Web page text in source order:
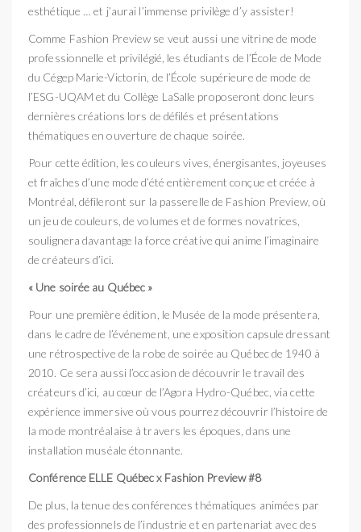
esthétique … et j’aurai l’immense privilège d’y assister!
Comme Fashion Preview se veut aussi une vitrine de mode
professionnelle et privilégié, les étudiants de l’École de Mode
du Cégep Marie-Victorin, de l’École supérieure de mode de
l’ESG-UQAM et du Collège LaSalle proposeront donc leurs
dernières créations lors de défilés et présentations
thématiques en ouverture de chaque soirée.
Pour cette édition, les couleurs vives, énergisantes, joyeuses
et fraîches d’une mode d’été entièrement conçue et créée à
Montréal, défileront sur la passerelle de Fashion Preview, où
un jeu de couleurs, de volumes et de formes novatrices,
soulignera davantage la force créative qui anime l’imaginaire
de créateurs d’ici.
« Une soirée au Québec »
Pour une première édition, le Musée de la mode présentera,
dans le cadre de l’événement, une exposition capsule dressant
une rétrospective de la robe de soirée au Québec de 1940 à
2010. Ce sera aussi l’occasion de découvrir le travail des
créateurs d’ici, au cœur de l’Agora Hydro-Québec, via cette
expérience immersiveoù vous pourrez découvrir l’histoire de
la mode montréalaise à travers les époques, dans une
installation muséale étonnante.
Conférence ELLE Québec x Fashion Preview #8
De plus, la tenue des conférences thématiques animées par
des professionnels de l’industrie et en partenariat avec des